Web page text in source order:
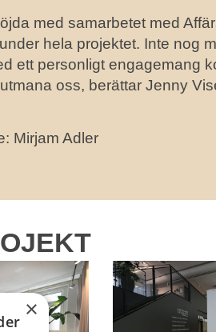
med samarbetet med
hela projektet. Inte nog
ett personligt engagemang
oss, berättar Jenny
Mirjam Adler
×